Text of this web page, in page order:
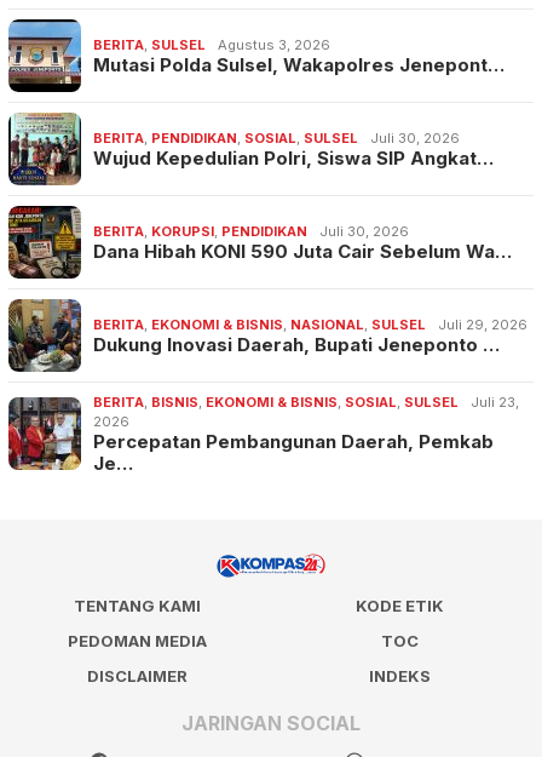
BERITA SULSEL Agustus 3, 2026
Mutasi Polda Sulsel, Wakapolres Jenepont…
BERITA PENDIDIKAN SOSIAL SULSEL Juli 30, 2026
Wujud Kepedulian Polri, Siswa SIP Angkat…
BERITA KORUPSI PENDIDIKAN Juli 30, 2026
Dana Hibah KONI 590 Juta Cair Sebelum Wa…
BERITA EKONOMI & BISNIS NASIONAL SULSEL Juli 29, 2026
Dukung Inovasi Daerah, Bupati Jeneponto …
BERITA BISNIS EKONOMI & BISNIS SOSIAL SULSEL
Juli 23,
2026
Percepatan Pembangunan Daerah, Pemkab
Je…
TENTANG KAMI
KODE ETIK
PEDOMAN MEDIA
TOC
DISCLAIMER
INDEKS
JARINGAN SOCIAL